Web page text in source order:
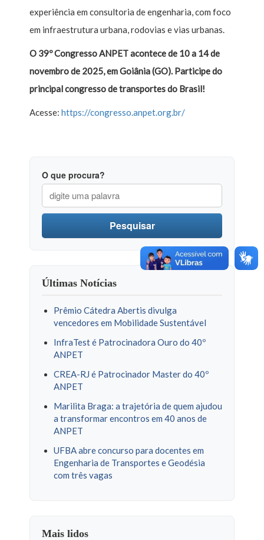
experiência em consultoria de engenharia, com foco
em infraestrutura urbana, rodovias e vias urbanas.
O 39º Congresso ANPET acontece de 10 a 14 de
novembro de 2025, em Goiânia (GO). Participe do
principal congresso de transportes do Brasil!
Acesse: https://congresso.anpet.org.br/
O que procura?
Pesquisar
Últimas Notícias
Prêmio Cátedra Abertis divulga
vencedores em Mobilidade Sustentável
InfraTest é Patrocinadora Ouro do 40º
ANPET
CREA-RJ é Patrocinador Master do 40º
ANPET
Marilita Braga: a trajetória de quem ajudou
a transformar encontros em 40 anos de
ANPET
UFBA abre concurso para docentes em
Engenharia de Transportes e Geodésia
com três vagas
Mais lidos